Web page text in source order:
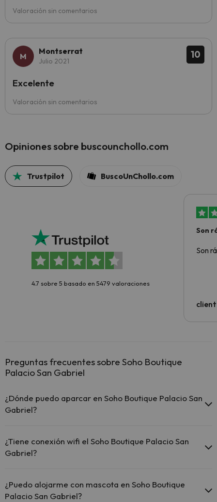
Valoración sin comentarios
10
Montserrat
Julio 2021
Valoración sin comentarios
Excelente
Opiniones sobre buscounchollo.com
Trustpilot BuscoUnChollo.com
4.7 sobre 5 basado en 5479 valoraciones
Son
Son
Preguntas frecuentes sobre Soho Boutique
Palacio San Gabriel
¿Dónde puedo aparcar en Soho Boutique Palacio San
Gabriel?
posibilidades de aparcamiento (bajo disponibilidad):
¿Tiene conexión wifi el Soho Boutique Palacio San
Gabriel?
en zonas comunes.
El Soho Boutique Palacio San Gabriel dispone de Wi-Fi.
¿Puedo alojarme con mascota en Soho Boutique
Palacio San Gabriel?